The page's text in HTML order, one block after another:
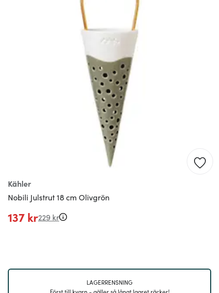
Kähler
Nobili Julstrut 18 cm Olivgrön
137 kr229 kr
LAGERRENSNING